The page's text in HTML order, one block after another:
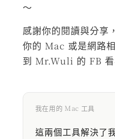
～
感謝你的閱讀與分享
你的 Mac 或是網路
到 Mr.Wuli 的 FB 看
我在用的 Mac 工具
這兩個工具解決了